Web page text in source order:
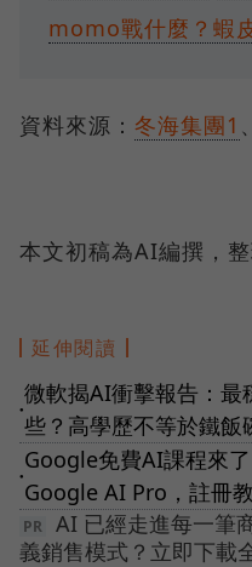
momo戰什麼？蝦
資料來源： 冬海集團1
本文初稿為AI編撰，
延伸閱讀
●
微軟揭AI衝擊報告：最
些？高學歷不等於鐵飯
●
Google免費AI課程來
Google AI Pro，註冊
AI 已經走進每一筆
義銷售模式？立即下載